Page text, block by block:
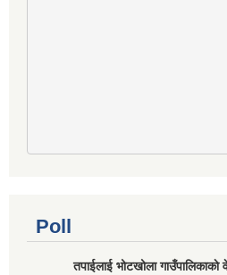
Poll
तपाईलाई भोटखोला